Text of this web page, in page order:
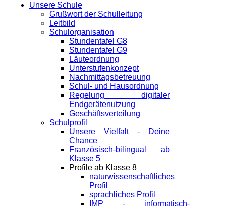
Unsere Schule
Grußwort der Schulleitung
Leitbild
Schulorganisation
Stundentafel G8
Stundentafel G9
Läuteordnung
Unterstufenkonzept
Nachmittagsbetreuung
Schul- und Hausordnung
Regelung digitaler
Endgeräte­nutzung
Geschäftsverteilung
Schulprofil
Unsere Vielfalt - Deine
Chance
Französisch-bilingual ab
Klasse 5
Profile ab Klasse 8
naturwissenschaftliches
Profil
sprachliches Profil
IMP - informatisch-